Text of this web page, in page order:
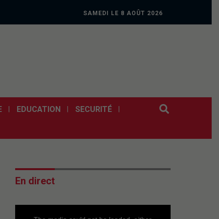
SAMEDI LE 8 AOÛT 2026
EDUCATION SECURITÉ
En direct